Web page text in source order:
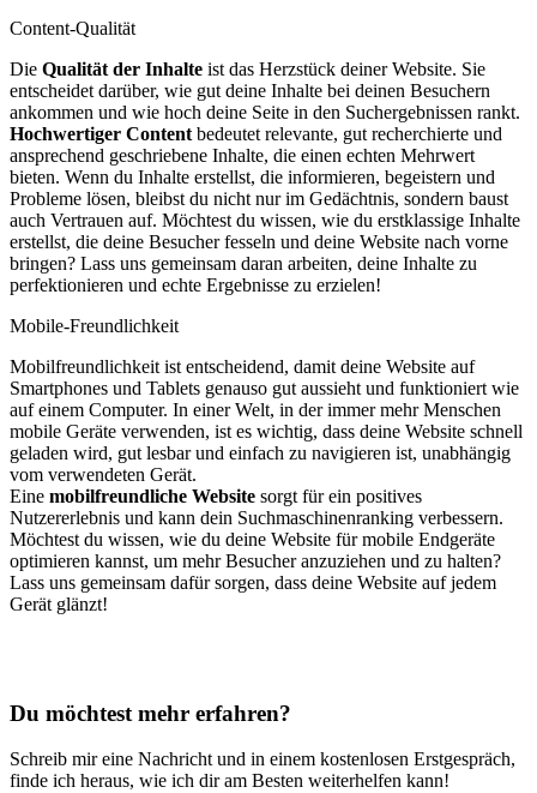
Content-Qualität
Die Qualität der Inhalte ist das Herzstück deiner Website. Sie
entscheidet darüber, wie gut deine Inhalte bei deinen Besuchern
ankommen und wie hoch deine Seite in den Suchergebnissen rankt.
Hochwertiger Content bedeutet relevante, gut recherchierte und
ansprechend geschriebene Inhalte, die einen echten Mehrwert
bieten. Wenn du Inhalte erstellst, die informieren, begeistern und
Probleme lösen, bleibst du nicht nur im Gedächtnis, sondern baust
auch Vertrauen auf. Möchtest du wissen, wie du erstklassige Inhalte
erstellst, die deine Besucher fesseln und deine Website nach vorne
bringen? Lass uns gemeinsam daran arbeiten, deine Inhalte zu
perfektionieren und echte Ergebnisse zu erzielen!
Mobile-Freundlichkeit
Mobilfreundlichkeit ist entscheidend, damit deine Website auf
Smartphones und Tablets genauso gut aussieht und funktioniert wie
auf einem Computer. In einer Welt, in der immer mehr Menschen
mobile Geräte verwenden, ist es wichtig, dass deine Website schnell
geladen wird, gut lesbar und einfach zu navigieren ist, unabhängig
vom verwendeten Gerät.
Eine mobilfreundliche Website sorgt für ein positives
Nutzererlebnis und kann dein Suchmaschinenranking verbessern.
Möchtest du wissen, wie du deine Website für mobile Endgeräte
optimieren kannst, um mehr Besucher anzuziehen und zu halten?
Lass uns gemeinsam dafür sorgen, dass deine Website auf jedem
Gerät glänzt!
Du möchtest mehr erfahren?
Schreib mir eine Nachricht und in einem kostenlosen Erstgespräch,
finde ich heraus, wie ich dir am Besten weiterhelfen kann!